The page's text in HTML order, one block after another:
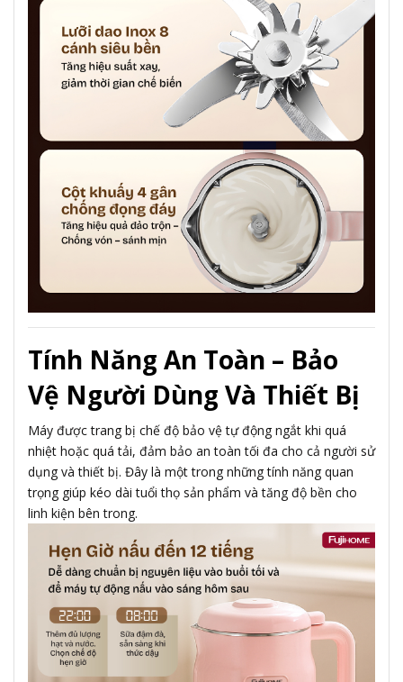
Tính Năng An Toàn – Bảo
Vệ Người Dùng Và Thiết Bị
Máy được trang bị chế độ bảo vệ tự động ngắt khi quá
nhiệt hoặc quá tải, đảm bảo an toàn tối đa cho cả người sử
dụng và thiết bị. Đây là một trong những tính năng quan
trọng giúp kéo dài tuổi thọ sản phẩm và tăng độ bền cho
linh kiện bên trong.